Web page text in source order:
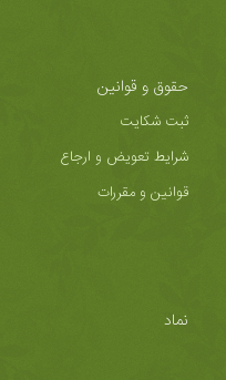
حقوق و قوانین
ثبت شکایت
شرایط تعویض و ارجاع
قوانین و مقررات
نماد